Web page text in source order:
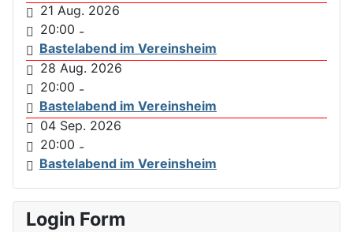
21 Aug. 2026
20:00 -
Bastelabend im Vereinsheim
28 Aug. 2026
20:00 -
Bastelabend im Vereinsheim
04 Sep. 2026
20:00 -
Bastelabend im Vereinsheim
Login Form